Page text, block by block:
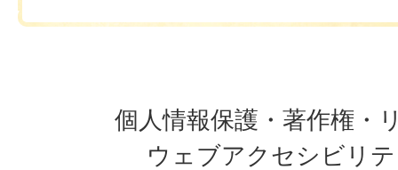
個人情報保護・著作権・
ウェブアクセシビリ